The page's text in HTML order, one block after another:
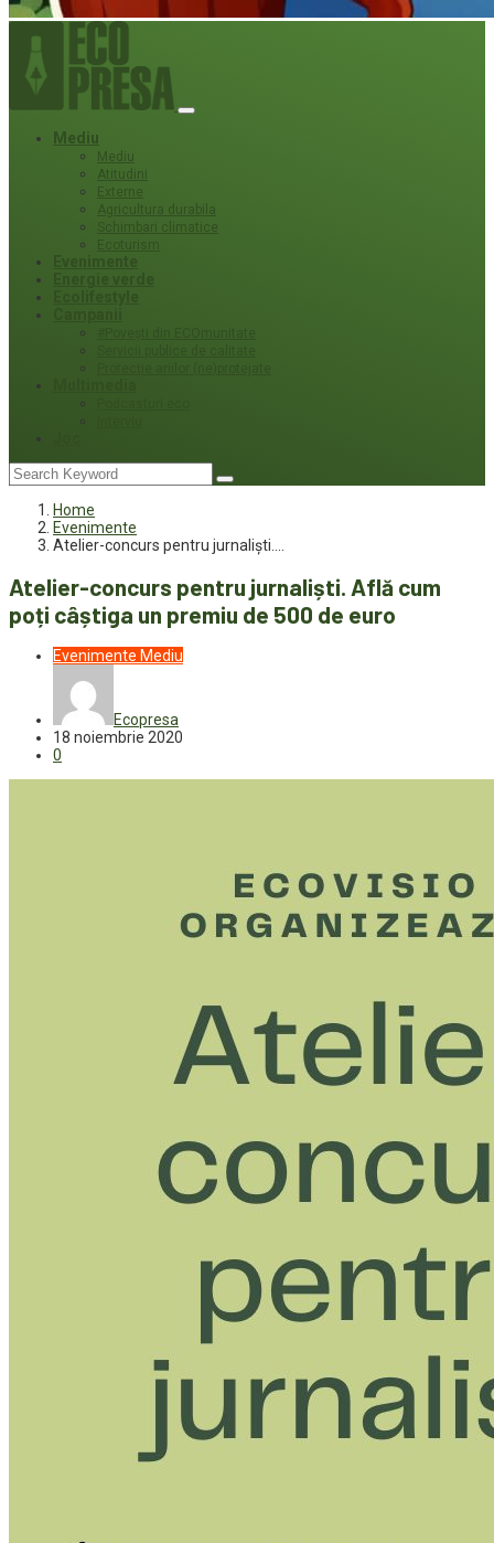
Mediu
Mediu
Atitudini
Externe
Agricultura durabila
Schimbari climatice
Ecoturism
Home
Evenimente
Atelier-concurs pentru jurnaliști.…
Atelier-concurs pentru jurnaliști. Află cum
poți câștiga un premiu de 500 de euro
Evenimente Mediu
Ecopresa
18 noiembrie 2020
0